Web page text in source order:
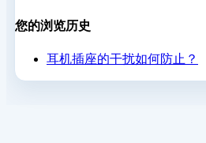
您的浏览历史
耳机插座的干扰如何防止？